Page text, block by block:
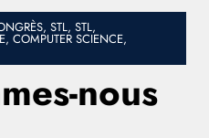
STL, STL,
COMPUTER SCIENCE,
nous